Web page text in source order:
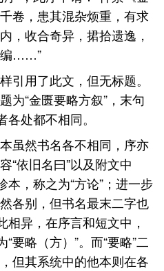
卷，患其混杂烦重，有求
，收合奇异，捃拾遗逸，
编……”
引用了此文，但无标题。
为“金匮要略方叙”，末句
各处都不相同。
虽然书名各不相同，序亦
“依旧名曰”以及附文中
本，称之为“方论”；进一步
各别，但书名最末二字也
相异，在序言和短文中，
要略（方）”。而“要略”二
但其系统中的他本则在各